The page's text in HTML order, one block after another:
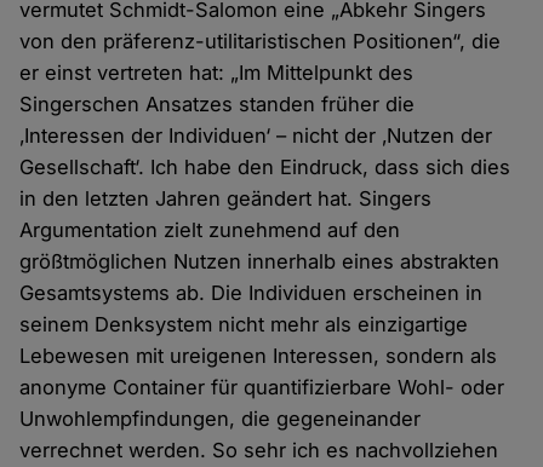
vermutet Schmidt-Salomon eine „Abkehr Singers
von den präferenz-utilitaristischen Positionen“, die
er einst vertreten hat: „Im Mittelpunkt des
Singerschen Ansatzes standen früher die
‚Interessen der Individuen‘ – nicht der ‚Nutzen der
Gesellschaft‘. Ich habe den Eindruck, dass sich dies
in den letzten Jahren geändert hat. Singers
Argumentation zielt zunehmend auf den
größtmöglichen Nutzen innerhalb eines abstrakten
Gesamtsystems ab. Die Individuen erscheinen in
seinem Denksystem nicht mehr als einzigartige
Lebewesen mit ureigenen Interessen, sondern als
anonyme Container für quantifizierbare Wohl- oder
Unwohlempfindungen, die gegeneinander
verrechnet werden. So sehr ich es nachvollziehen